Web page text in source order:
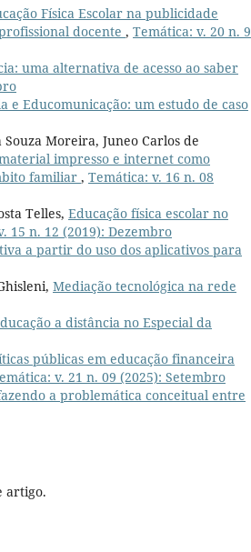
Física Escolar na publicidade
docente , Temática: v. 20 n. 9
uma alternativa de acesso ao saber
e Educomunicação: um estudo de caso
Moreira, Juneo Carlos de
impresso e internet como
familiar , Temática: v. 16 n. 08
Telles, Educação física escolar no
15 n. 12 (2019): Dezembro
a partir do uso dos aplicativos para
Mediação tecnológica na rede
a distância no Especial da
públicas em educação financeira
v. 21 n. 09 (2025): Setembro
a problemática conceitual entre
artigo.